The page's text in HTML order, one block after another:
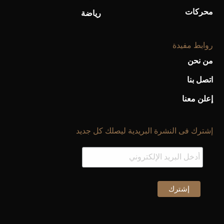
محركات رياضة
روابط مفيدة
من نحن
اتصل بنا
إعلن معنا
إشترك فى النشرة البريدية ليصلك كل جديد